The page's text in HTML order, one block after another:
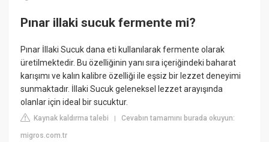
Pınar illaki sucuk fermente mi?
Pınar İllaki Sucuk dana eti kullanılarak fermente olarak
üretilmektedir. Bu özelliğinin yanı sıra içeriğindeki baharat
karışımı ve kalın kalibre özelliği ile eşsiz bir lezzet deneyimi
sunmaktadır. İllaki Sucuk geleneksel lezzet arayışında
olanlar için ideal bir sucuktur.
Kaynak kaldırma talebi |Cevabın tamamını burada okuyun:
migros.com.tr